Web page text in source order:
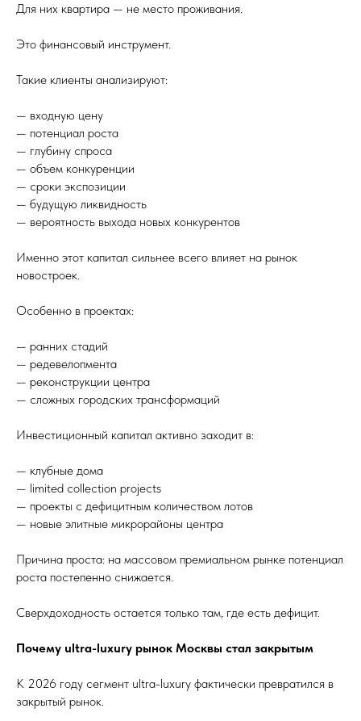
Для них квартира — не место проживания.
Это финансовый инструмент.
Такие клиенты анализируют:
— входную цену
— потенциал роста
— глубину спроса
— объем конкуренции
— сроки экспозиции
— будущую ликвидность
— вероятность выхода новых конкурентов
Именно этот капитал сильнее всего влияет на рынок
новостроек.
Особенно в проектах:
— ранних стадий
— редевелопмента
— реконструкции центра
— сложных городских трансформаций
Инвестиционный капитал активно заходит в:
— клубные дома
— limited collection projects
— проекты с дефицитным количеством лотов
— новые элитные микрорайоны центра
Причина проста: на массовом премиальном рынке потенциал
роста постепенно снижается.
Сверхдоходность остается только там, где есть дефицит.
Почему ultra-luxury рынок Москвы стал закрытым
К 2026 году сегмент ultra-luxury фактически превратился в
закрытый рынок.